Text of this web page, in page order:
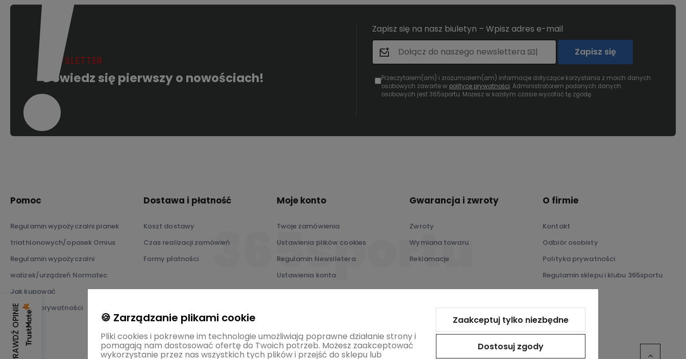
NEWSLETTER
Dowiedz się pierwszy o nowościach!
Zapisz się na nasz biuletyn – Wpisz adres e-mail
Zapisz się
Przeczytałem(am) i zrozumiałem(am) informacje dotyczące korzystania z moich danych
osobowych zawarte w polityce prywatności. Administratorem podanych danych
osobowych jest 365sportu. Możesz w każdym czasie wycofać tę zgodę.
Pomoc
Regulamin wypożyczalni pianek
triathlonowych/opasek Omius
Regulamin wypożyczalni
walizek/urządzeń Normatec
Jak kupować
Polityka prywatności
Dostawa i płatność
Koszt dostawy
Czas realizacji zamówień
Formy płatności
Moje konto
Twoje zamówienia
Ustawienia plików cookies
Regulamin Newslletera
Ustawienia konta
Przechowalnia
Gwarancja i zwroty
Zwroty
Wymiana towaru
Reklamacje
O firmie
Kontakt
Odbiór osobisty
Polityka prywatności
Regulamin sklepu i klubu 365sportu
O nas
SPRAWDŹ OPINIE 🍪 Zarządzanie plikami cookie
Pliki cookies i pokrewne im technologie umożliwiają poprawne działanie strony i
pomagają nam dostosować ofertę do Twoich potrzeb. Możesz zaakceptować
wykorzystanie przez nas wszystkich tych plików i przejść do sklepu lub
Zaakceptuj tylko niezbędne
Dostosuj zgody